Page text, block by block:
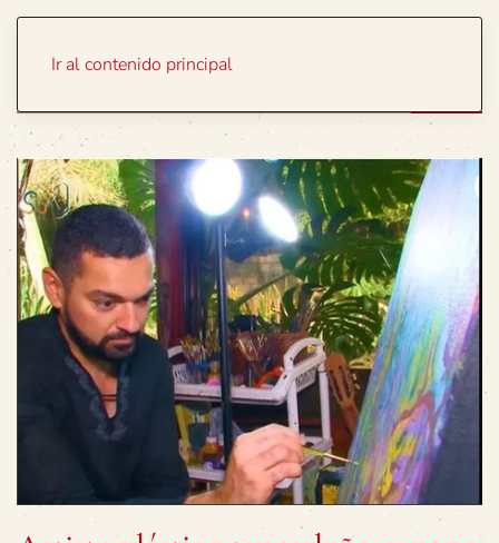
Ir al contenido principal